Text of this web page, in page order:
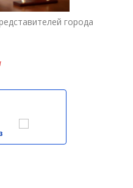
города